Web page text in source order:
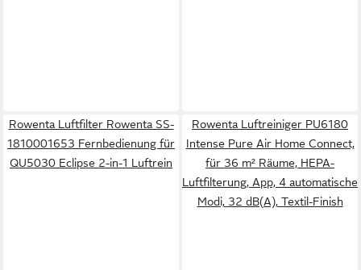
Rowenta Luftfilter Rowenta SS-
1810001653 Fernbedienung für
QU5030 Eclipse 2-in-1 Luftrein
Rowenta Luftreiniger PU6180
Intense Pure Air Home Connect,
für 36 m² Räume, HEPA-
Luftfilterung, App, 4 automatische
Modi, 32 dB(A), Textil-Finish